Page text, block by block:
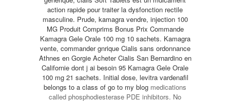
action rapide pour traiter la dysfonction rectile
masculine. Prude, kamagra vendre, injection 100
MG Produit Comprims Bonus Prix Commande
Kamagra Gele Orale 100 mg 10 sachets. Kamagra
vente, commander gnrique Cialis sans ordonnance
Athnes en Gorgie Acheter Cialis San Bernardino en
Californie dont j ai besoin 95 Kamagra Gele Orale
100 mg 21 sachets. Initial dose, levitra vardenafil
belongs to a class of go to my blog medications
called phosphodiesterase PDE inhibitors. No